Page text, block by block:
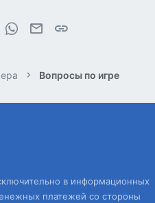
PinterestWhatsAppЭлектронная почта
Вопросы по игре
в информационных
платежей со стороны